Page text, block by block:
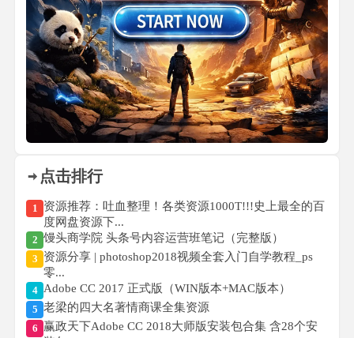
点击排行
1 资源推荐：吐血整理！各类资源1000T!!!史上最全的百
度网盘资源下...
2 馒头商学院 头条号内容运营班笔记（完整版）
3 资源分享 | photoshop2018视频全套入门自学教程_ps
零...
4 Adobe CC 2017 正式版（WIN版本+MAC版本）
5 老梁的四大名著情商课全集资源
6 赢政天下Adobe CC 2018大师版安装包合集 含28个安